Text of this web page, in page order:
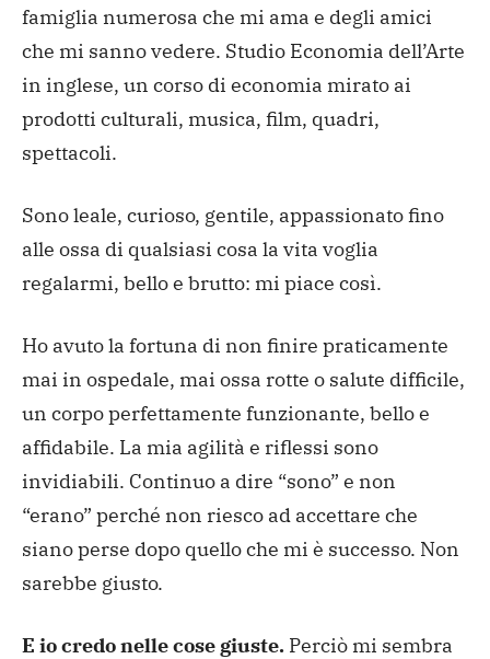
famiglia numerosa che mi ama e degli amici
che mi sanno vedere. Studio Economia dell’Arte
in inglese, un corso di economia mirato ai
prodotti culturali, musica, film, quadri,
spettacoli.
Sono leale, curioso, gentile, appassionato fino
alle ossa di qualsiasi cosa la vita voglia
regalarmi, bello e brutto: mi piace così.
Ho avuto la fortuna di non finire praticamente
mai in ospedale, mai ossa rotte o salute difficile,
un corpo perfettamente funzionante, bello e
affidabile. La mia agilità e riflessi sono
invidiabili. Continuo a dire “sono” e non
“erano” perché non riesco ad accettare che
siano perse dopo quello che mi è successo. Non
sarebbe giusto.
E io credo nelle cose giuste. Perciò mi sembra